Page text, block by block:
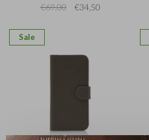
€69,00 €34,50
Sale